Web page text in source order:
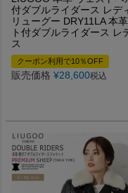
付ダブルライダース レデ
リューグー DRY11LA 本
ト付ダブルライダース レ
ス
クーポン利用で10％OFF
販売価格 ¥28,600税込